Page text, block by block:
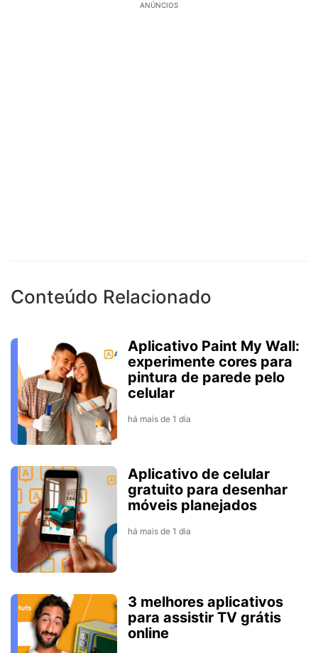
ANÚNCIOS
Conteúdo Relacionado
Aplicativo Paint My Wall:
experimente cores para
pintura de parede pelo
celular
há mais de 1 dia
Aplicativo de celular
gratuito para desenhar
móveis planejados
há mais de 1 dia
3 melhores aplicativos
para assistir TV grátis
online